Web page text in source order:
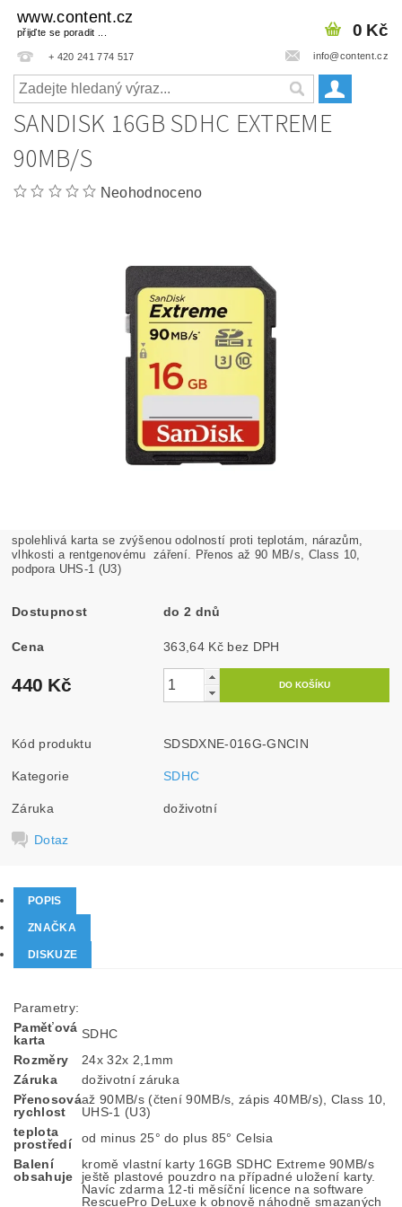
www.content.cz
přijďte se poradit ...
+ 420 241 774 517 info@content.cz
0 Kč
SANDISK 16GB SDHC EXTREME
90MB/S
Neohodnoceno
spolehlivá karta se zvýšenou odolností proti teplotám, nárazům,
vlhkosti a rentgenovému záření. Přenos až 90 MB/s, Class 10,
podpora UHS-1 (U3)
Dostupnost do 2 dnů
Cena 363,64 Kč bez DPH
440 Kč
Kód produktu SDSDXNE-016G-GNCIN
Kategorie SDHC
Záruka doživotní
Dotaz
POPIS
ZNAČKA
DISKUZE
Parametry:
Paměťová
karta
SDHC
Rozměry
24x 32x 2,1mm
Záruka
doživotní záruka
Přenosová
rychlost
až 90MB/s (čtení 90MB/s, zápis 40MB/s), Class 10,
UHS-1 (U3)
teplota
prostředí
od minus 25° do plus 85° Celsia
Balení
obsahuje
kromě vlastní karty 16GB SDHC Extreme 90MB/s
ještě plastové pouzdro na případné uložení karty.
Navíc zdarma 12-ti měsíční licence na software
RescuePro DeLuxe k obnově náhodně smazaných